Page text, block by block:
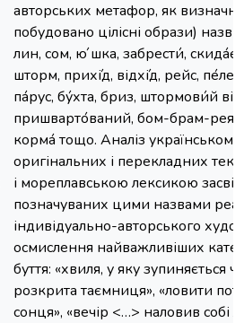
авторських метафор, як
побудовано цілісні образи) назви
лин, сом, ю́ шка, забрести́,
шторм, прихі́д, відхі́д, рейс,
па́рус, бу́хта, бриз, штормови́й
пришварто́ваний, бом-брам-рея,
корма́ тощо. Аналіз
оригінальних і перекладних
і мореплавською лексикою
позначуваних цими назвами
індивідуально-авторського
осмислення найважливіших
буття: «хвиля, у яку зупиняється
розкрита таємниця», «ловити
сонця», «вечір <…> наловив собі